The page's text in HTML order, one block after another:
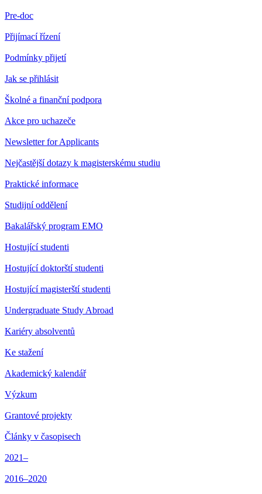
Pre-doc
Přijímací řízení
Podmínky přijetí
Jak se přihlásit
Školné a finanční podpora
Akce pro uchazeče
Newsletter for Applicants
Nejčastější dotazy k magisterskému studiu
Praktické informace
Studijní oddělení
Bakalářský program EMO
Hostující studenti
Hostující doktorští studenti
Hostující magisterští studenti
Undergraduate Study Abroad
Kariéry absolventů
Ke stažení
Akademický kalendář
Výzkum
Grantové projekty
Články v časopisech
2021–
2016–2020